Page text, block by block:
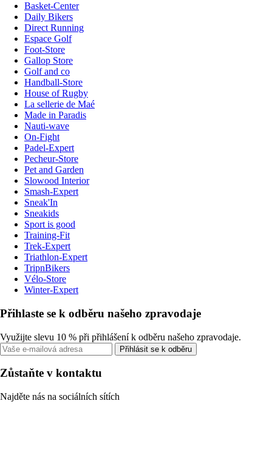
Basket-Center
Daily Bikers
Direct Running
Espace Golf
Foot-Store
Gallop Store
Golf and co
Handball-Store
House of Rugby
La sellerie de Maé
Made in Paradis
Nauti-wave
On-Fight
Padel-Expert
Pecheur-Store
Pet and Garden
Slowood Interior
Smash-Expert
Sneak'In
Sneakids
Sport is good
Training-Fit
Trek-Expert
Triathlon-Expert
TripnBikers
Vélo-Store
Winter-Expert
Přihlaste se k odběru našeho zpravodaje
Využijte slevu 10 % při přihlášení k odběru našeho zpravodaje.
Přihlásit se k odběru
Zůstaňte v kontaktu
Najděte nás na sociálních sítích